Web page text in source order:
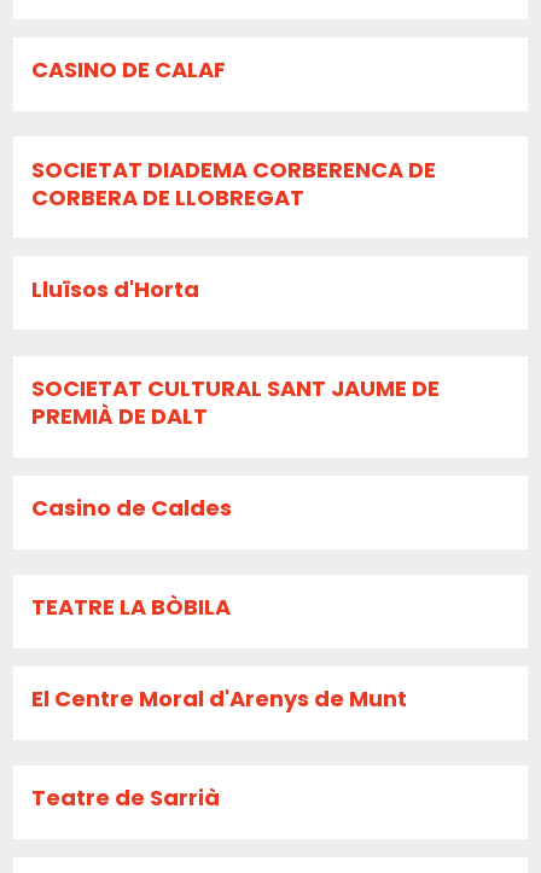
CASINO DE CALAF
SOCIETAT DIADEMA CORBERENCA DE
CORBERA DE LLOBREGAT
Lluïsos d'Horta
SOCIETAT CULTURAL SANT JAUME DE
PREMIÀ DE DALT
Casino de Caldes
TEATRE LA BÒBILA
El Centre Moral d'Arenys de Munt
Teatre de Sarrià